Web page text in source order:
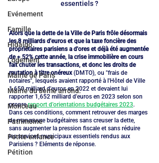
Evénement
Famille
Hidalgo
Logement
Mairie de Paris
Mairie du 8ème arrond.
Monceau
Patrimoine
Petite enfance
Pétition
essentiels ?
Alors que la dette de la Ville de Paris frôle désormais
les 8 milliards d'euros et que la taxe foncière des
propriétaires parisiens a d'ores et déjà été augmentée
de + 52% cette année, la crise immobilière en cours
fait chuter les transactions, et donc les droits de
mutation à titre onéreux (DMTO), ou "frais de
notaires", lesquels avaient rapporté à l'Hôtel de Ville
1,650 milliard d'euros en 2022 et devaient lui
rapporter 1,652 milliard d'euros en 2023 selon son
propre rapport d’orientations budgétaires 2023.
Dans ces conditions, comment retrouver des marges
de manœuvre budgétaires sans creuser la dette,
sans augmenter la pression fiscale et sans réduire
les services municipaux essentiels rendus aux
Parisiens ? Eléments de réponse.